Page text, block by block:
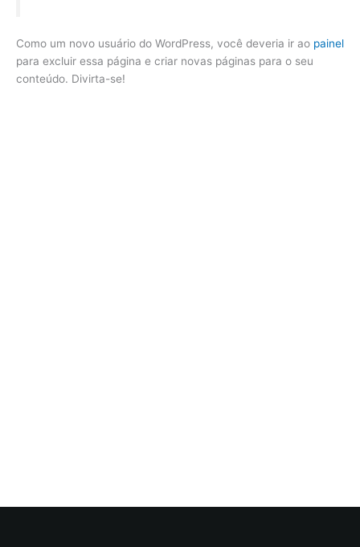
Como um novo usuário do WordPress, você deveria ir ao painel
para excluir essa página e criar novas páginas para o seu
conteúdo. Divirta-se!